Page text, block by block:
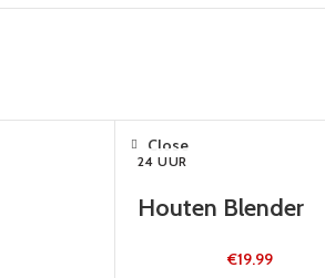
24 UUR
Close
Houten Blender
€19.99